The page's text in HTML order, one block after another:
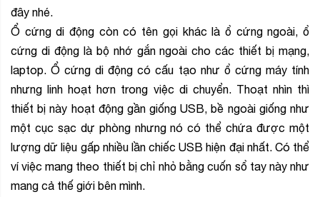
đây nhé.
Ổ cứng di động còn có tên gọi khác là ổ cứng ngoài, ổ
cứng di động là bộ nhớ gắn ngoài cho các thiết bị mạng,
laptop. Ổ cứng di động có cấu tạo như ổ cứng máy tính
nhưng linh hoạt hơn trong việc di chuyển. Thoạt nhìn thì
thiết bị này hoạt động gần giống USB, bề ngoài giống như
một cục sạc dự phòng nhưng nó có thể chứa được một
lượng dữ liệu gấp nhiều lần chiếc USB hiện đại nhất. Có thể
ví việc mang theo thiết bị chỉ nhỏ bằng cuốn sổ tay này như
mang cả thế giới bên mình.